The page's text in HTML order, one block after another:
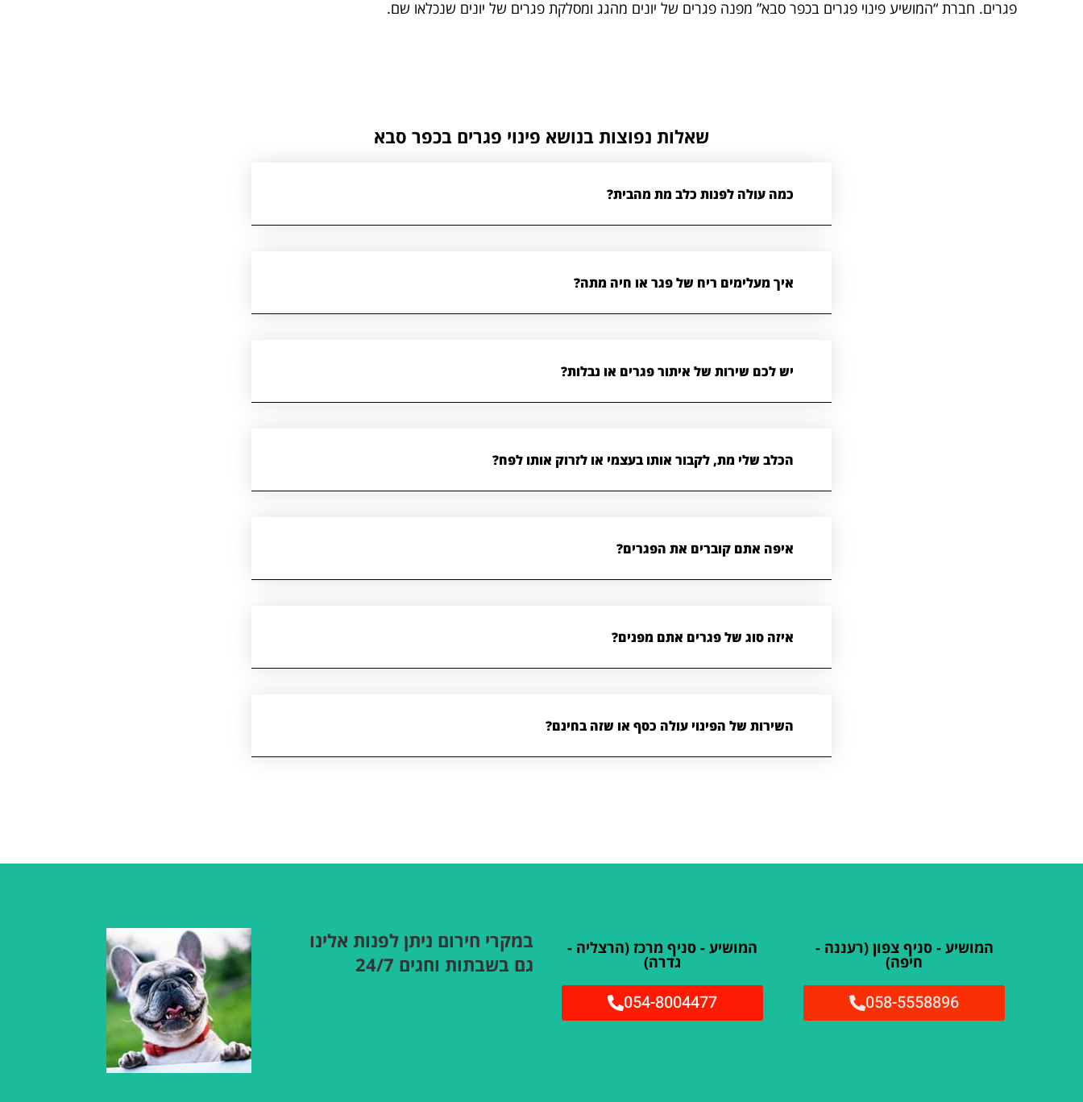
פגרים. חברת “המושיע פינוי פגרים בכפר סבא” מפנה פגרים של יונים מהגג ומסלקת פגרים של יונים שנכלאו שם.
שאלות נפוצות בנושא פינוי פגרים בכפר סבא
כמה עולה לפנות כלב מת מהבית?
איך מעלימים ריח של פגר או חיה מתה?
יש לכם שירות של איתור פגרים או נבלות?
הכלב שלי מת, לקבור אותו בעצמי או לזרוק אותו לפח?
איפה אתם קוברים את הפגרים?
איזה סוג של פגרים אתם מפנים?
השירות של הפינוי עולה כסף או שזה בחינם?
המושיע - סניף צפון (רעננה -
חיפה)
058-5558896
המושיע - סניף מרכז (הרצליה -
גדרה)
054-8004477
במקרי חירום ניתן לפנות אלינו
גם בשבתות וחגים 24/7